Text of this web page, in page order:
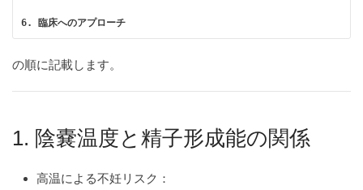
6. 臨床へのアプローチ
の順に記載します。
1. 陰嚢温度と精子形成能の関係
高温による不妊リスク ：